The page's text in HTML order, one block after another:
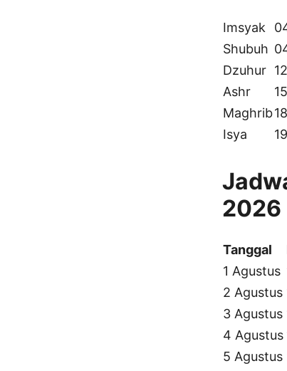
Imsyak
Shubuh
Dzuhur
Ashr
Maghrib
Isya
2026
Tanggal
1 Agustus
2 Agustus
3 Agustus
4 Agustus
5 Agustus